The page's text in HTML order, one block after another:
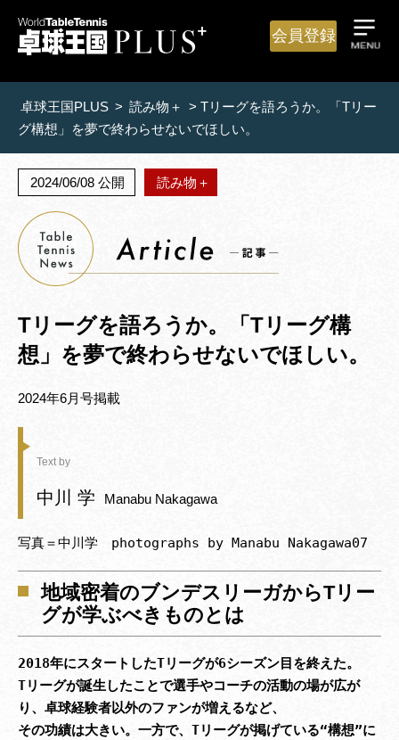
会員登録
卓球王国PLUS > 読み物＋ > Tリーグを語ろうか。「Tリー
グ構想」を夢で終わらせないでほしい。
2024/06/08 公開 読み物＋
Tリーグを語ろうか。「Tリーグ構
想」を夢で終わらせないでほしい。
2024年6月号掲載
Text by
中川 学 Manabu Nakagawa
写真＝中川学　photographs by Manabu Nakagawa07
地域密着のブンデスリーガからTリー
グが学ぶべきものとは
2018年にスタートしたTリーグが6シーズン目を終えた。
Tリーグが誕生したことで選手やコーチの活動の場が広が
り、卓球経験者以外のファンが増えるなど、
その功績は大きい。一方で、Tリーグが掲げている“構想”に